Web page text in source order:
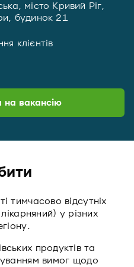
місто Кривий Ріг,
будинок 21
клієнтів
на вакансію
тимчасово відсутніх
у різних
продуктів та
вимог щодо